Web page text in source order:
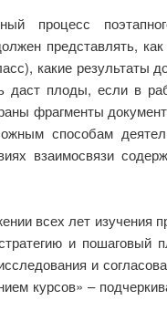
процесс
представлять,
какие результаты
даст плоды, если в
фрагменты
способам
взаимосвязи
всех лет изучения
и пошаговый
и
курсов» –